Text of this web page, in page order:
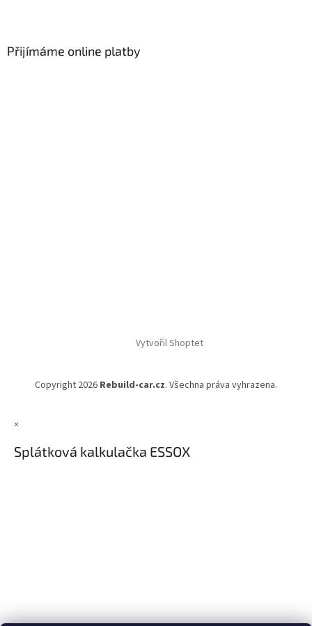
Přijímáme online platby
Vytvořil Shoptet
Copyright 2026 Rebuild-car.cz. Všechna práva vyhrazena.
×
Splátková kalkulačka ESSOX